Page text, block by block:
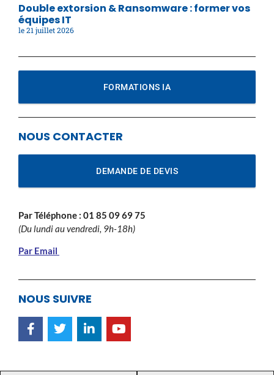
Double extorsion & Ransomware : former vos
équipes IT
21 juillet 2026
FORMATIONS IA
NOUS CONTACTER
DEMANDE DE DEVIS
Par Téléphone : 01 85 09 69 75
(Du lundi au vendredi, 9h-18h)
Par Email
NOUS SUIVRE